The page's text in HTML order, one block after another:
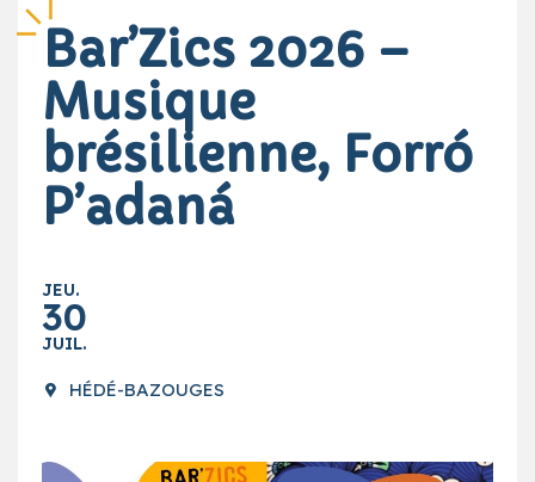
Bar’Zics 2026 –
Musique
brésilienne, Forró
P’adaná
JEU.
30
JUIL.
HÉDÉ-BAZOUGES